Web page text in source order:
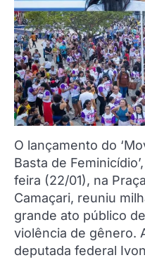
O lançamento do
Basta de
feira (22/01), na
Camaçari, reuniu
grande ato público
violência de gênero.
deputada federal